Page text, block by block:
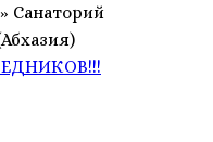
» Санаторий